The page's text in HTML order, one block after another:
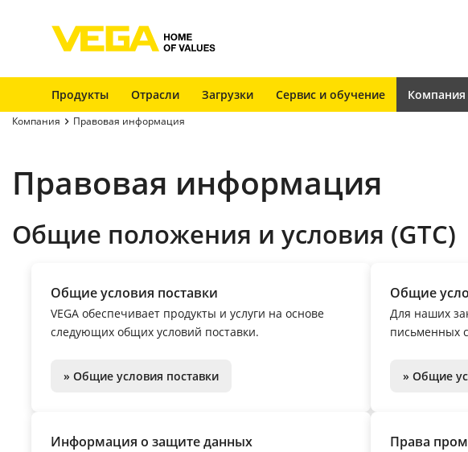
Продукты Отрасли Загрузки Сервис и обучение Компания
Компания Правовая информация
Правовая информация
Общие положения и условия (GTC)
Общие условия поставки
VEGA обеспечивает продукты и услуги на основе
следующих общих условий поставки.
» Общие условия поставки
Общие
Для наших
письменных
» Общие
Информация о защите данных Права